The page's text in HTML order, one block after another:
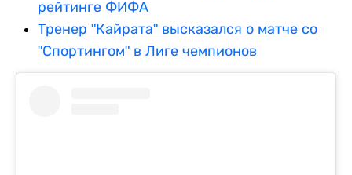
рейтинге ФИФА
Тренер "Кайрата" высказался о матче со
"Спортингом" в Лиге чемпионов